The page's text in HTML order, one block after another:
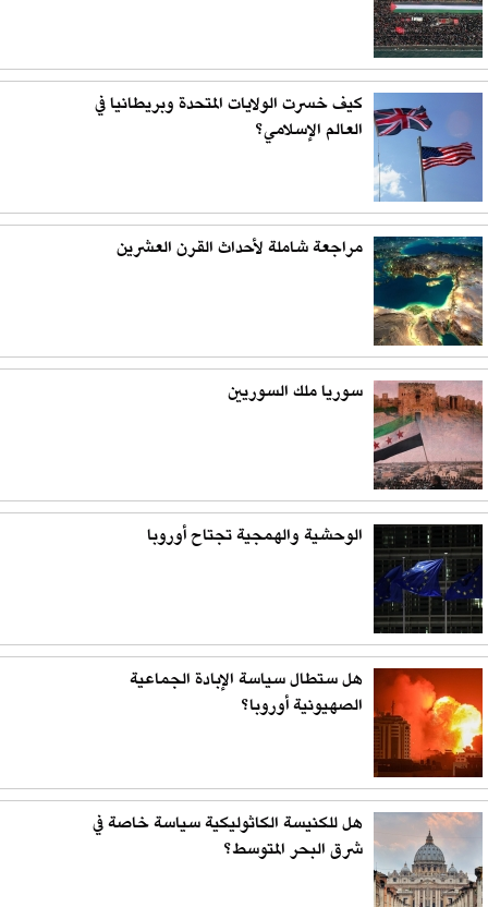
كيف خسرت الولايات المتحدة وبريطانيا في
العالم الإسلامي؟
مراجعة شاملة لأحداث القرن العشرين
سوريا ملك السوريين
الوحشية والهمجية تجتاح أوروبا
هل ستطال سياسة الإبادة الجماعية
الصهيونية أوروبا؟
هل للكنيسة الكاثوليكية سياسة خاصة في
شرق البحر المتوسط؟